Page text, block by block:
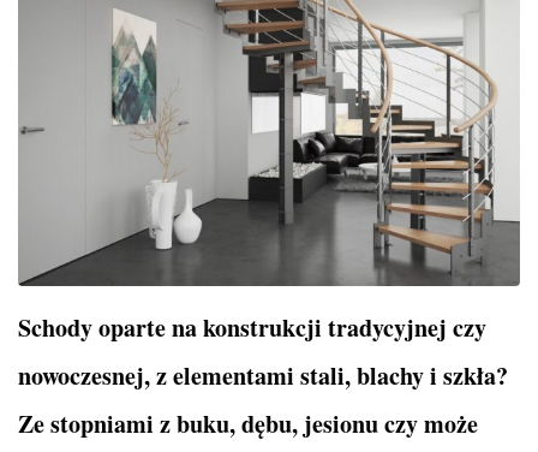
Schody oparte na konstrukcji tradycyjnej czy
nowoczesnej, z elementami stali, blachy i szkła?
Ze stopniami z buku, dębu, jesionu czy może